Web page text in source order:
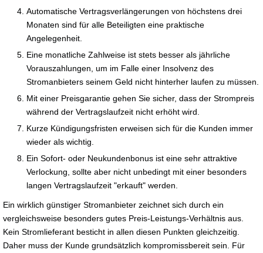
Automatische Vertragsverlängerungen von höchstens drei
Monaten sind für alle Beteiligten eine praktische
Angelegenheit.
Eine monatliche Zahlweise ist stets besser als jährliche
Vorauszahlungen, um im Falle einer Insolvenz des
Stromanbieters seinem Geld nicht hinterher laufen zu müssen.
Mit einer Preisgarantie gehen Sie sicher, dass der Strompreis
während der Vertragslaufzeit nicht erhöht wird.
Kurze Kündigungsfristen erweisen sich für die Kunden immer
wieder als wichtig.
Ein Sofort- oder Neukundenbonus ist eine sehr attraktive
Verlockung, sollte aber nicht unbedingt mit einer besonders
langen Vertragslaufzeit "erkauft" werden.
Ein wirklich günstiger Stromanbieter zeichnet sich durch ein
vergleichsweise besonders gutes Preis-Leistungs-Verhältnis aus.
Kein Stromlieferant besticht in allen diesen Punkten gleichzeitig.
Daher muss der Kunde grundsätzlich kompromissbereit sein. Für